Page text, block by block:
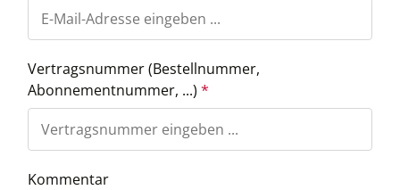
Vertragsnummer (Bestellnummer,
Abonnementnummer, ...) *
Kommentar